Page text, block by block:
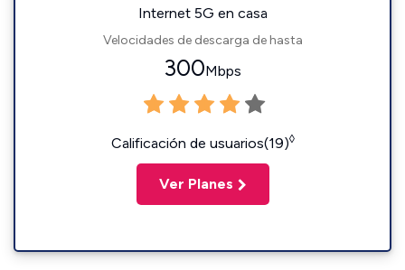
Internet 5G en casa
Velocidades de descarga de hasta
300Mbps
Calificación de usuarios(19)◊
Ver Planes